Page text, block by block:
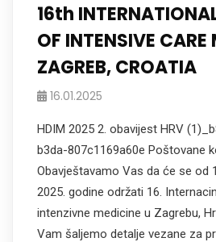
16th
OF INTENSIVE CARE
ZAGREB, CROATIA
16.01.2025
HDIM 2025 2. obavijest HRV
b3da-807c1169a60e Poštovane
Obavještavamo Vas da će se od
2025. godine održati 16.
intenzivne medicine u Zagrebu,
Vam šaljemo detalje vezane za